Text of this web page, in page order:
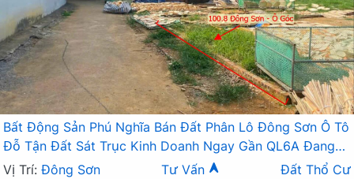
Bất Động Sản Phú Nghĩa Bán Đất Phân Lô Đông Sơn Ô Tô
Đỗ Tận Đất Sát Trục Kinh Doanh Ngay Gần QL6A Đang
Triển Khai Mở Rộng
Vị Trí: Đông Sơn Tư Vấn
Đất Thổ Cư